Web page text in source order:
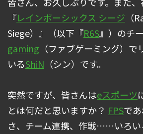
『レインボーシックス シージ （
Siege）』（以下『R6S』）のチ
gaming （ファブゲーミング）
いるShiN （シン）です。
突然ですが、皆さんはeスポーツ
とは何だと思いますか？ FPSで
さ、チーム連携、作戦……いろい